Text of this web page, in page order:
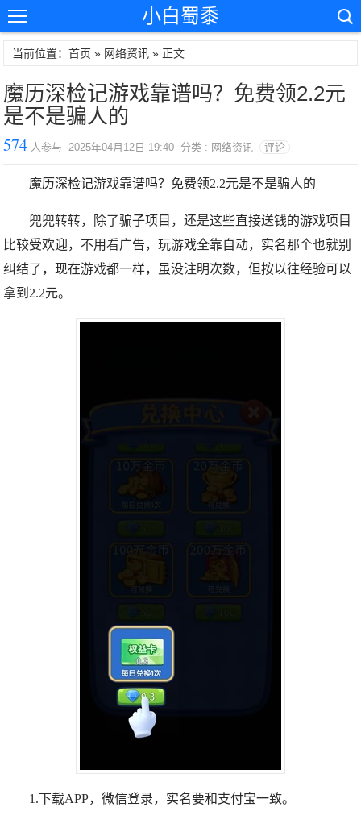
小白蜀黍
当前位置：首页 » 网络资讯 » 正文
魔历深检记游戏靠谱吗？免费领2.2元
是不是骗人的
574 人参与 2025年04月12日 19:40 分类 : 网络资讯 评论
魔历深检记游戏靠谱吗？免费领2.2元是不是骗人的
兜兜转转，除了骗子项目，还是这些直接送钱的游戏项目
比较受欢迎，不用看广告，玩游戏全靠自动，实名那个也就别
纠结了，现在游戏都一样，虽没注明次数，但按以往经验可以
拿到2.2元。
1.下载APP，微信登录，实名要和支付宝一致。